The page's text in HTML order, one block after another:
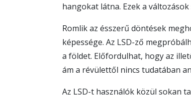
hangokat látna. Ezek a
Romlik az ésszerű döntések
képessége. Az LSD-ző
a földet. Előfordulhat, hogy az
ám a révülettől nincs tudatában
Az LSD-t használók közül sokan